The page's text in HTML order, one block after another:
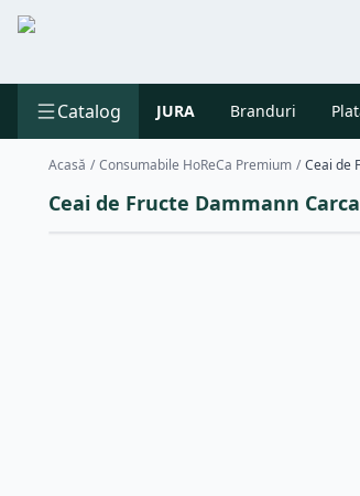
Catalog JURA Branduri
Acasă / Consumabile HoReCa Premium / Ceai de
Ceai de Fructe Dammann